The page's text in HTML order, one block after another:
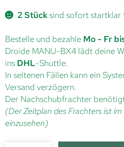
2 Stücksind sofort startklar
Bestelle und bezahle Mo - Fr
Droide MANU-BX4 lädt deine
ins DHL-Shuttle.
In seltenen Fällen kann ein
Versand verzögern.
Der Nachschubfrachter
(Der Zeitplan des Frachters ist
einzusehen)